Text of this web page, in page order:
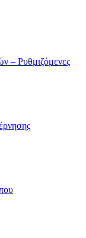
– Ρυθμιζόμενες